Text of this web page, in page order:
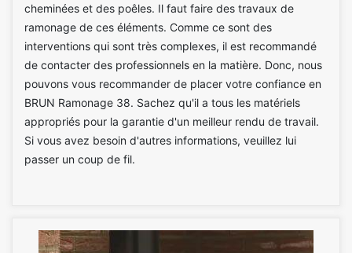
cheminées et des poêles. Il faut faire des travaux de
ramonage de ces éléments. Comme ce sont des
interventions qui sont très complexes, il est recommandé
de contacter des professionnels en la matière. Donc, nous
pouvons vous recommander de placer votre confiance en
BRUN Ramonage 38. Sachez qu'il a tous les matériels
appropriés pour la garantie d'un meilleur rendu de travail.
Si vous avez besoin d'autres informations, veuillez lui
passer un coup de fil.